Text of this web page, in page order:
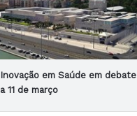
Inovação em Saúde em debate
a 11 de março